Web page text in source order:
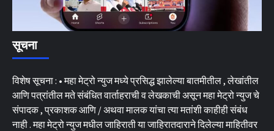
सूचना
विशेष सूचना : • महा मेट्रो न्युज मध्ये प्रसिद्ध झालेल्या बातमीतील , लेखांतील
आणि पत्रांतील मते संबंधित वार्ताहराची व लेखकाची असून महा मेट्रो न्युज चे
संपादक , प्रकाशक आणि / अथवा मालक यांचा त्या मतांशी काहीही संबंध
नाही . महा मेट्रो न्युज मधील जाहिराती या जाहिरातदाराने दिलेल्या माहितीवर